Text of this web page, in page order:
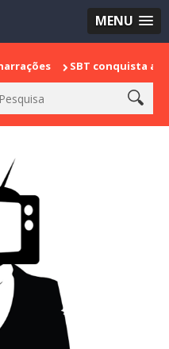
MENU
SBT conquista a vice liderança